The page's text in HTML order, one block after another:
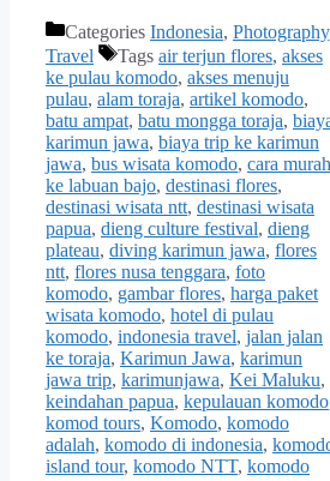
Categories Indonesia, Photography
Travel
Tags air terjun flores, akses
ke pulau komodo, akses menuju
pulau, alam toraja, artikel komodo,
batu ampat, batu mongga toraja,
karimun jawa, biaya trip ke karimun
jawa, bus wisata komodo, cara murah
ke labuan bajo, destinasi flores,
destinasi wisata ntt, destinasi wisata
papua, dieng culture festival, dieng
plateau, diving karimun jawa, flores
ntt, flores nusa tenggara, foto
komodo, gambar flores, harga paket
wisata komodo, hotel di pulau
komodo, indonesia travel, jalan jalan
ke toraja, Karimun Jawa, karimun
jawa trip, karimunjawa, Kei Maluku,
keindahan papua, kepulauan komodo
komod tours, Komodo, komodo
adalah, komodo di indonesia,
island tour, komodo NTT, komodo